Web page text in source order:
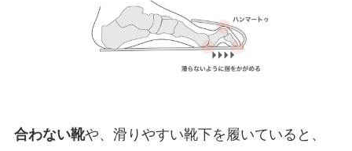
合わない靴や、滑りやすい靴下を履いていると、